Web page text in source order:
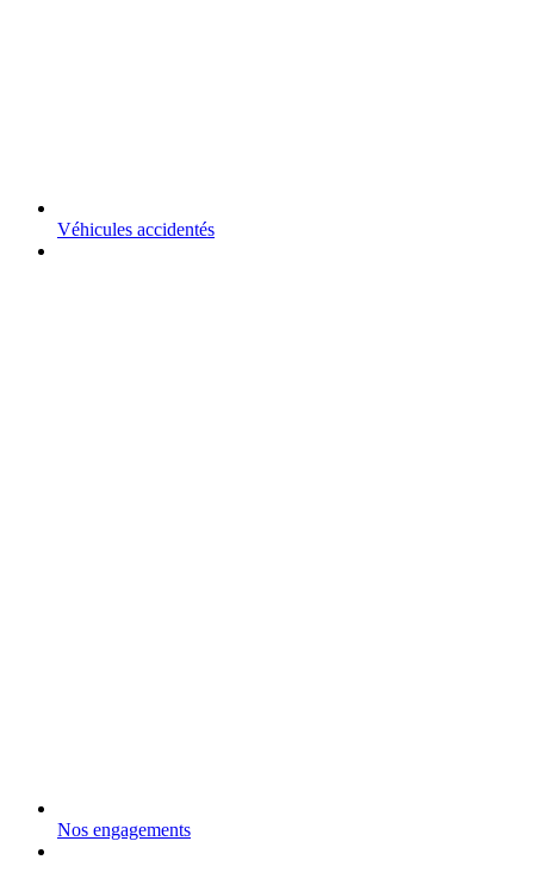
Véhicules accidentés
Nos engagements